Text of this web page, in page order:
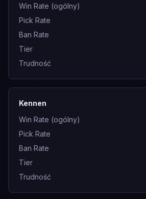
Win Rate (ogólny)
Pick Rate
Ban Rate
Tier
Trudność
Kennen
Win Rate (ogólny)
Pick Rate
Ban Rate
Tier
Trudność